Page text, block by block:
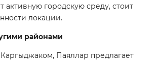
активную городскую среду, стоит
локации.
районами
Паяллар предлагает